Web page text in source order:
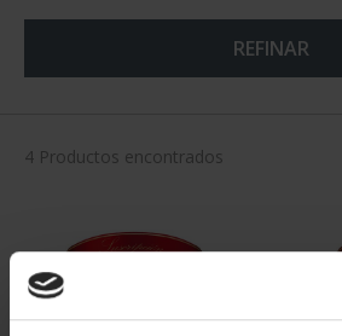
REFINAR
4 Productos encontrados